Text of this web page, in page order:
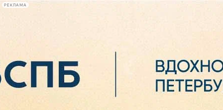
РЕКЛАМА
Сегодня:
2026.08.07
07:59